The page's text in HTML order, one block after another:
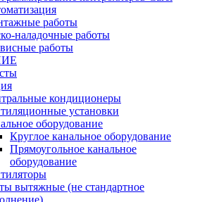
работы
наладочные работы
работы
кондиционеры
установки
оборудование
Круглое канальное оборудование
Прямоугольное канальное
оборудование
вытяжные (не стандартное